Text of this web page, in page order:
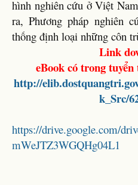
hình nghiên cứu ở Việt
ra, Phương pháp nghiên
thống định loại những côn
Link
eBook có trong tuyển
http://
k_Src/
https://drive.google.com/
mWeJTZ3WGQHg04L1